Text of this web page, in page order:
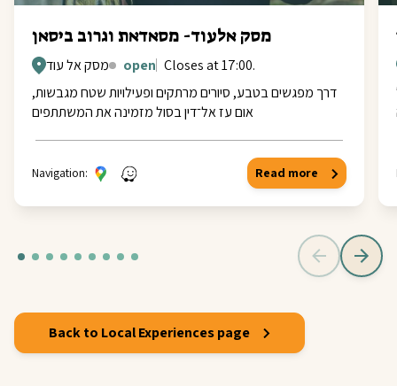
מסק אלעוד- מסאדאת וגרוב ביסאן
מסק אל עוד open Closes at 17:00.
דרך מפגשים בטבע, סיורים מרתקים ופעילויות שטח מגבשות,
אום עז אל־דין בסול מזמינה את המשתתפים
Navigation: Read more
Back to Local Experiences page